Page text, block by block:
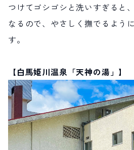
つけてゴシゴシと洗いすぎると
なるので、やさしく撫でるよう
す。
【白馬姫川温泉「天神の湯」】